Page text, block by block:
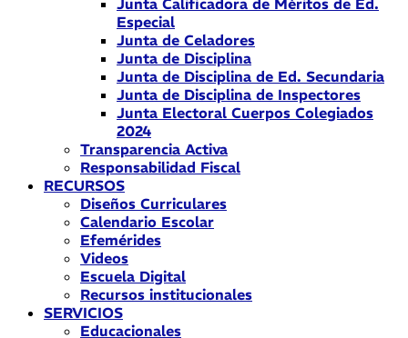
Junta Calificadora de Méritos de Ed.
Especial
Junta de Celadores
Junta de Disciplina
Junta de Disciplina de Ed. Secundaria
Junta de Disciplina de Inspectores
Junta Electoral Cuerpos Colegiados
2024
Transparencia Activa
Responsabilidad Fiscal
RECURSOS
Diseños Curriculares
Calendario Escolar
Efemérides
Videos
Escuela Digital
Recursos institucionales
SERVICIOS
Educacionales